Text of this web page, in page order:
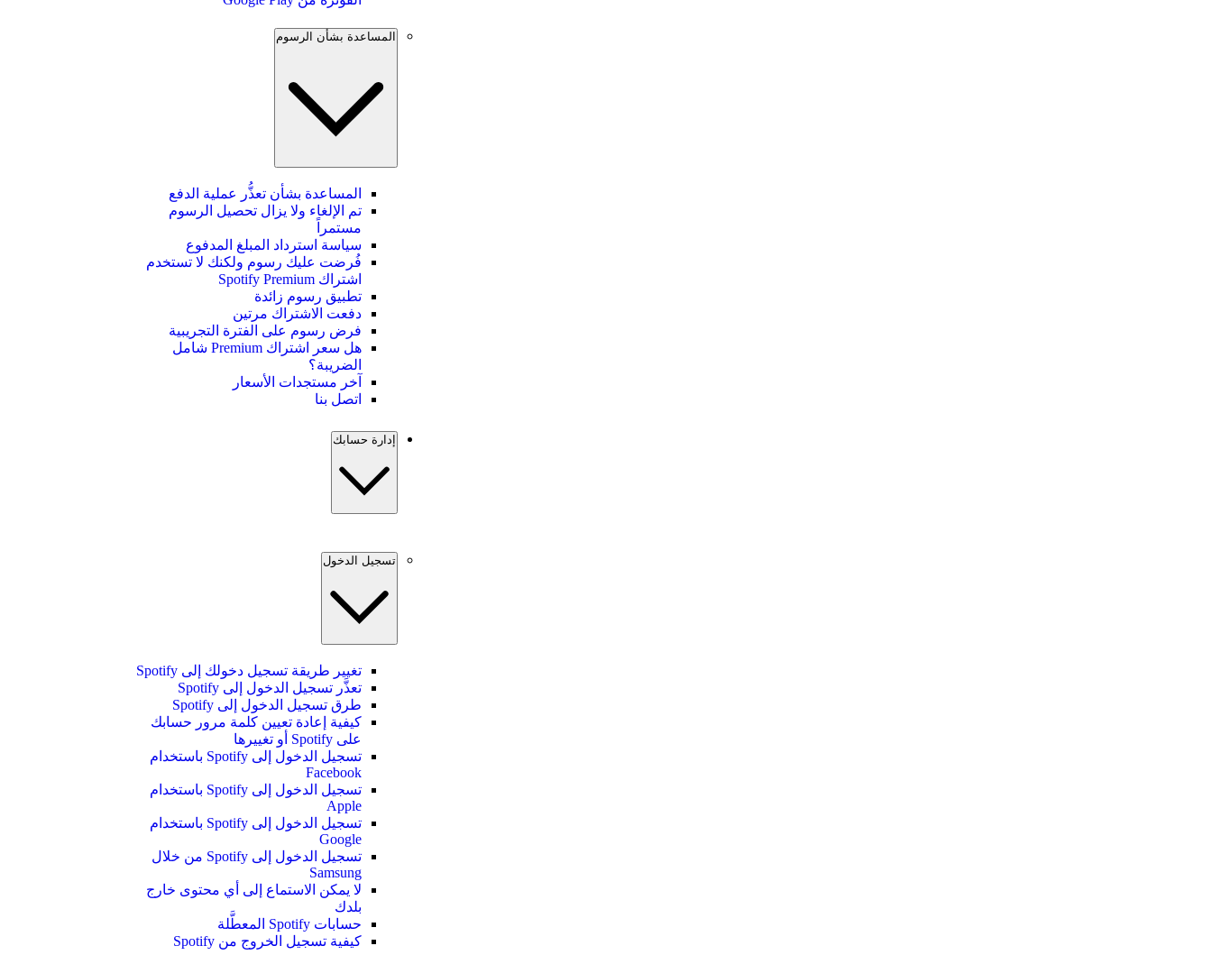
المساعدة بشأن الرسوم
المساعدة بشأن تعذُّر عملية الدفع
تم الإلغاء ولا يزال تحصيل الرسوم
مستمراً
سياسة استرداد المبلغ المدفوع
فُرضت عليك رسوم ولكنك لا تستخدم
اشتراك Spotify Premium
تطبيق رسوم زائدة
دفعت الاشتراك مرتين
فرض رسوم على الفترة التجريبية
هل سعر اشتراك Premium شامل
الضريبة؟
آخر مستجدات الأسعار
اتصل بنا
إدارة حسابك
تسجيل الدخول
تغيير طريقة تسجيل دخولك إلى Spotify
تعذَّر تسجيل الدخول إلى Spotify
طرق تسجيل الدخول إلى Spotify
كيفية إعادة تعيين كلمة مرور حسابك
على Spotify أو تغييرها
تسجيل الدخول إلى Spotify باستخدام
Facebook
تسجيل الدخول إلى Spotify باستخدام
Apple
تسجيل الدخول إلى Spotify باستخدام
Google
تسجيل الدخول إلى Spotify من خلال
Samsung
لا يمكن الاستماع إلى أي محتوى خارج
بلدك
حسابات Spotify المعطَّلة
كيفية تسجيل الخروج من Spotify